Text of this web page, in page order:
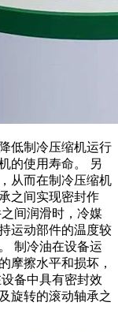
低制冷压缩机运行
的使用寿命。 另
从而在制冷压缩机
之间实现密封作
间润滑时，冷媒
运动部件的温度较
制冷油在设备运
摩擦水平和损坏，
备中具有密封效
旋转的滚动轴承之